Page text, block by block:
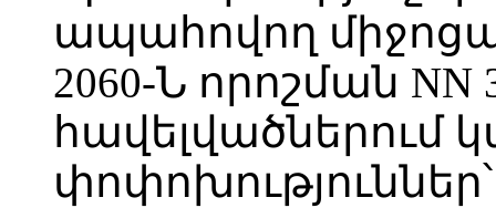
ապահովող
2060-Ն որոշման NN
հավելվածներում